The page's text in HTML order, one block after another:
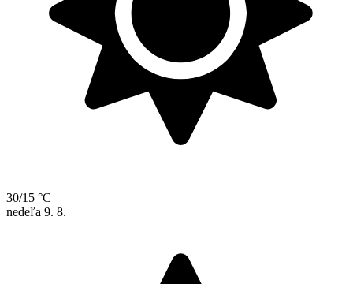
30/15 °C
nedeľa 9. 8.